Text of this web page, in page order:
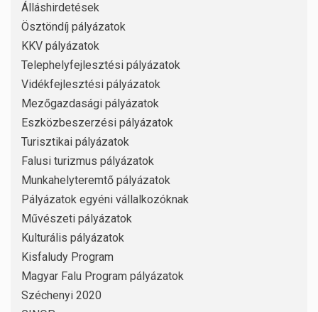
Álláshirdetések
Ösztöndíj pályázatok
KKV pályázatok
Telephelyfejlesztési pályázatok
Vidékfejlesztési pályázatok
Mezőgazdasági pályázatok
Eszközbeszerzési pályázatok
Turisztikai pályázatok
Falusi turizmus pályázatok
Munkahelyteremtő pályázatok
Pályázatok egyéni vállalkozóknak
Művészeti pályázatok
Kulturális pályázatok
Kisfaludy Program
Magyar Falu Program pályázatok
Széchenyi 2020